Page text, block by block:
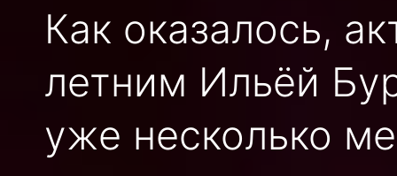
Как оказалось,
летним Ильёй
уже несколько